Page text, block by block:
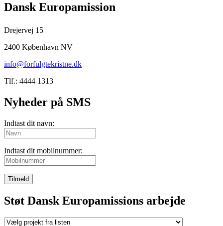
Dansk Europamission
Drejervej 15
2400 København NV
info@forfulgtekristne.dk
Tlf.: 4444 1313
Nyheder på SMS
Indtast dit navn:
Indtast dit mobilnummer:
Tilmeld
Støt Dansk Europamissions arbejde